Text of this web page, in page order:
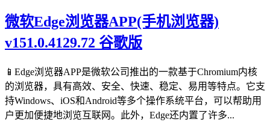
微软Edge浏览器APP(手机浏览器)
v151.0.4129.72 谷歌版
📱Edge浏览器APP是微软公司推出的一款基于Chromium内核
的浏览器，具有高效、安全、快速、稳定、易用等特点。它支
持Windows、iOS和Android等多个操作系统平台，可以帮助用
户更加便捷地浏览互联网。此外，Edge还内置了许多...